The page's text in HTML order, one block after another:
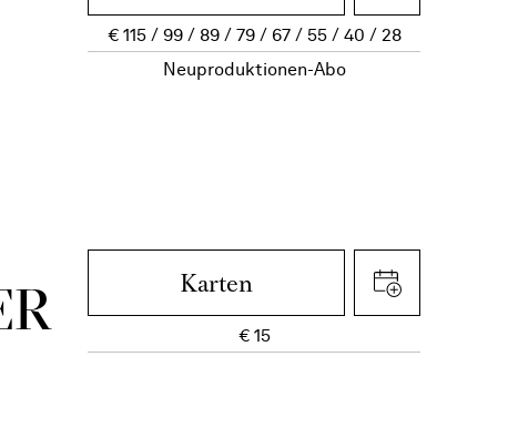
€ 115 99 89 79 67 55 40
28
Neuproduktionen-Abo
Karten
€ 15